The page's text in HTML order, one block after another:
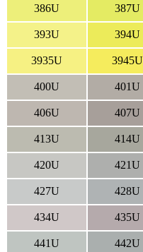
386U 387U
393U 394U
3935U 3945U
400U 401U
406U 407U
413U 414U
420U 421U
427U 428U
434U 435U
441U 442U